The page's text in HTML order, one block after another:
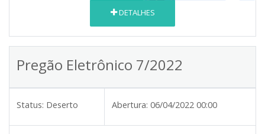
DETALHES
Pregão Eletrônico 7/2022
Status: Deserto Abertura: 06/04/2022 00:00